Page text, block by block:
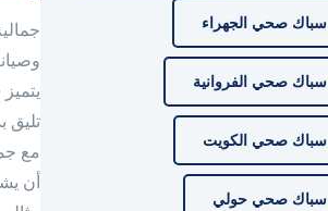
تليق
مع
أن
سباك صحي الجهراء
سباك صحي الفروانية
سباك صحي الكويت
سباك صحي حولي